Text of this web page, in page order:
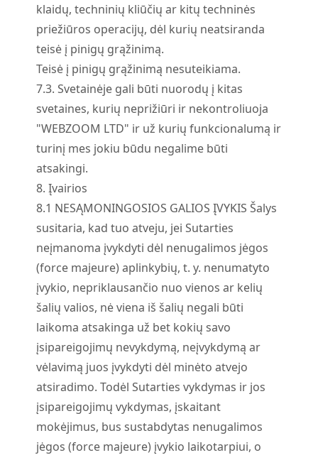
klaidų, techninių kliūčių ar kitų techninės
priežiūros operacijų, dėl kurių neatsiranda
teisė į pinigų grąžinimą.
Teisė į pinigų grąžinimą nesuteikiama.
7.3. Svetainėje gali būti nuorodų į kitas
svetaines, kurių neprižiūri ir nekontroliuoja
"WEBZOOM LTD" ir už kurių funkcionalumą ir
turinį mes jokiu būdu negalime būti
atsakingi.
8. Įvairios
8.1 NESĄMONINGOSIOS GALIOS ĮVYKIS Šalys
susitaria, kad tuo atveju, jei Sutarties
neįmanoma įvykdyti dėl nenugalimos jėgos
(force majeure) aplinkybių, t. y. nenumatyto
įvykio, nepriklausančio nuo vienos ar kelių
šalių valios, nė viena iš šalių negali būti
laikoma atsakinga už bet kokių savo
įsipareigojimų nevykdymą, neįvykdymą ar
vėlavimą juos įvykdyti dėl minėto atvejo
atsiradimo. Todėl Sutarties vykdymas ir jos
įsipareigojimų vykdymas, įskaitant
mokėjimus, bus sustabdytas nenugalimos
jėgos (force majeure) įvykio laikotarpiui, o